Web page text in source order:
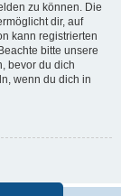
zu können. Die
dir, auf
kann registrierten
bitte unsere
bevor du dich
wenn du dich in